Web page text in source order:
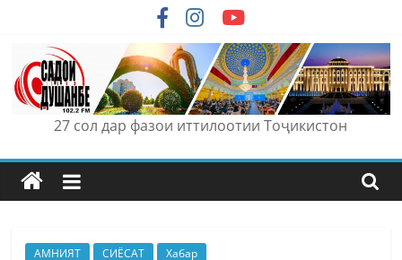
content
27 сол дар фазои иттилоотии Тоҷикистон
АМНИЯТ СИЁСАТ Хабар